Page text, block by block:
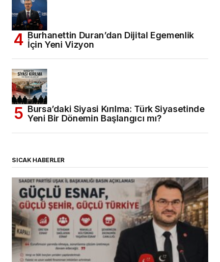
Burhanettin Duran’dan Dijital Egemenlik
İçin Yeni Vizyon
Bursa’daki Siyasi Kırılma: Türk Siyasetinde
Yeni Bir Dönemin Başlangıcı mı?
SICAK HABERLER